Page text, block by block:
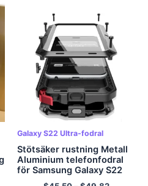
Galaxy S22 Ultra-fodral
Stötsäker rustning Metall
Aluminium telefonfodral
för Samsung Galaxy S22
S21 S20 Ultra S10 S9 S8